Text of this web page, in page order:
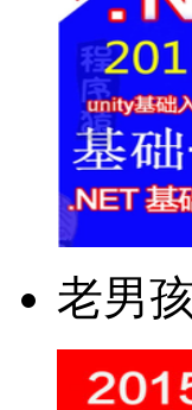
老男